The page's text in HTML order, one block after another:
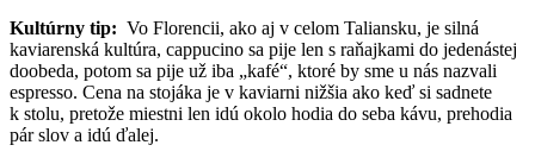
Kultúrny tip: Vo Florencii, ako aj v celom Taliansku, je silná
kaviarenská kultúra, cappucino sa pije len s raňajkami do jedenástej
doobeda, potom sa pije už iba „kafé“, ktoré by sme u nás nazvali
espresso. Cena na stojáka je v kaviarni nižšia ako keď si sadnete
k stolu, pretože miestni len idú okolo hodia do seba kávu, prehodia
pár slov a idú ďalej.